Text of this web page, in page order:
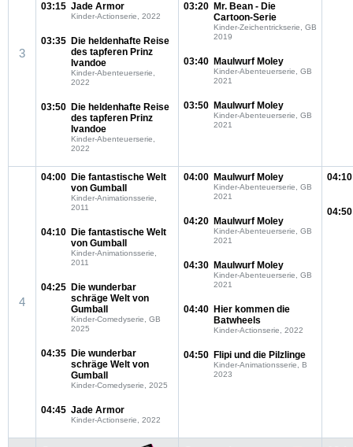
3
03:15 Jade Armor
Kinder-Actionserie, 2022
03:35 Die heldenhafte Reise
des tapferen Prinz
Ivandoe
Kinder-Abenteuerserie,
2022
03:50 Die heldenhafte Reise
des tapferen Prinz
Ivandoe
Kinder-Abenteuerserie,
2022
03:20 Mr. Bean - Die
Cartoon-Serie
Kinder-Zeichentrickserie, GB
2019
03:40 Maulwurf Moley
Kinder-Abenteuerserie, GB
2021
03:50 Maulwurf Moley
Kinder-Abenteuerserie, GB
2021
4
04:00 Die fantastische Welt
von Gumball
Kinder-Animationsserie,
2011
04:10 Die fantastische Welt
von Gumball
Kinder-Animationsserie,
2011
04:25 Die wunderbar
schräge Welt von
Gumball
Kinder-Comedyserie, GB
2025
04:35 Die wunderbar
schräge Welt von
Gumball
Kinder-Comedyserie, 2025
04:45 Jade Armor
Kinder-Actionserie, 2022
04:00 Maulwurf Moley
Kinder-Abenteuerserie, GB
2021
04:20 Maulwurf Moley
Kinder-Abenteuerserie, GB
2021
04:30 Maulwurf Moley
Kinder-Abenteuerserie, GB
2021
04:40 Hier kommen die
Batwheels
Kinder-Actionserie, 2022
04:50 Flipi und die Pilzlinge
Kinder-Animationsserie, B
2023
04:10
04:50